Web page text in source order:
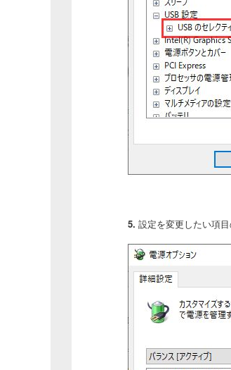
5. 設定を変更したい項